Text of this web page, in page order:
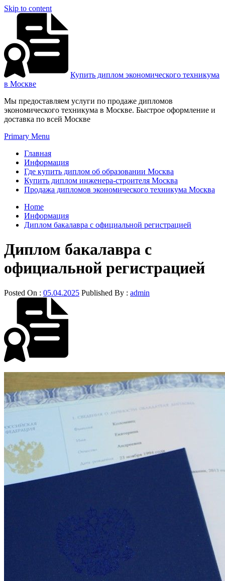
Skip to content
Купить диплом экономического техникума
в Москве
Мы предоставляем услуги по продаже дипломов
экономического техникума в Москве. Быстрое оформление и
доставка по всей Москве
Primary Menu
Главная
Информация
Где купить диплом об образовании Москва
Купить диплом инженера-строителя Москва
Продажа дипломов экономического техникума Москва
Home
Информация
Диплом бакалавра с официальной регистрацией
Диплом бакалавра с
официальной регистрацией
Posted On : 05.04.2025 Published By : admin